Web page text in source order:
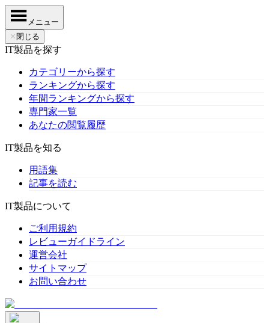
メニュー
✕ 閉じる
IT製品を探す
カテゴリーから探す
ランキングから探す
年間ランキングから探す
専門家一覧
あなたの閲覧履歴
IT製品を知る
用語集
記事を読む
IT製品について
ご利用規約
レビューガイドライン
運営会社
サイトマップ
お問い合わせ